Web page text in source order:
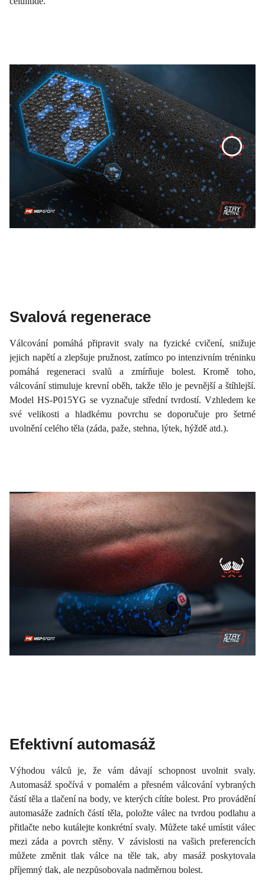
Svalová regenerace
Válcování pomáhá připravit svaly na fyzické cvičení, snižuje
jejich napětí a zlepšuje pružnost, zatímco po intenzivním tréninku
pomáhá regeneraci svalů a zmírňuje bolest. Kromě toho,
válcování stimuluje krevní oběh, takže tělo je pevnější a štíhlejší.
Model HS-P015YG se vyznačuje střední tvrdostí. Vzhledem ke
své velikosti a hladkému povrchu se doporučuje pro šetrné
uvolnění celého těla (záda, paže, stehna, lýtek, hýždě atd.).
Efektivní automasáž
Výhodou válců je, že vám dávají schopnost uvolnit svaly.
Automasáž spočívá v pomalém a přesném válcování vybraných
částí těla a tlačení na body, ve kterých cítíte bolest. Pro provádění
automasáže zadních částí těla, položte válec na tvrdou podlahu a
přitlačte nebo kutálejte konkrétní svaly. Můžete také umístit válec
mezi záda a povrch stěny. V závislosti na vašich preferencích
můžete změnit tlak válce na těle tak, aby masáž poskytovala
příjemný tlak, ale nezpůsobovala nadměrnou bolest.